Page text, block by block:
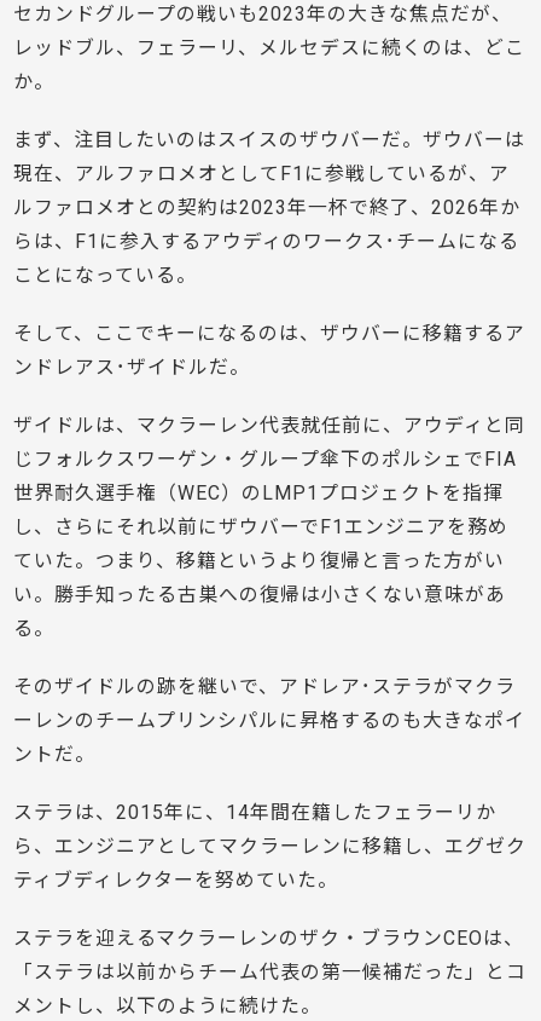
セカンドグループの戦いも2023年の大きな焦点だが、
レッドブル、フェラーリ、メルセデスに続くのは、どこ
か。
まず、注目したいのはスイスのザウバーだ。ザウバーは
現在、アルファロメオとしてF1に参戦しているが、ア
ルファロメオとの契約は2023年一杯で終了、2026年か
らは、F1に参入するアウディのワークス･チームになる
ことになっている。
そして、ここでキーになるのは、ザウバーに移籍するア
ンドレアス･ザイドルだ。
ザイドルは、マクラーレン代表就任前に、アウディと同
じフォルクスワーゲン・グループ傘下のポルシェでFIA
世界耐久選手権（WEC）のLMP1プロジェクトを指揮
し、さらにそれ以前にザウバーでF1エンジニアを務め
ていた。つまり、移籍というより復帰と言った方がい
い。勝手知ったる古巣への復帰は小さくない意味があ
る。
そのザイドルの跡を継いで、アドレア･ステラがマクラ
ーレンのチームプリンシパルに昇格するのも大きなポイ
ントだ。
ステラは、2015年に、14年間在籍したフェラーリか
ら、エンジニアとしてマクラーレンに移籍し、エグゼク
ティブディレクターを努めていた。
ステラを迎えるマクラーレンのザク・ブラウンCEOは、
「ステラは以前からチーム代表の第一候補だった」とコ
メントし、以下のように続けた。